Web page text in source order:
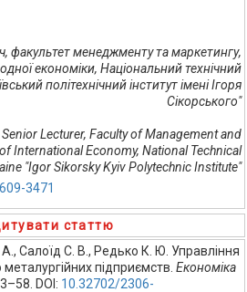
факультет менеджменту та маркетингу,
економіки, Національний технічний
політехнічний інститут імені Ігоря
Сікорського"
Lecturer, Faculty of Management and
International Economy, National Technical
"Igor Sikorsky Kyiv Polytechnic Institute"
3471
статтю
Салоїд С. В., Редько К. Ю. Управління
підприємств. Економіка
DOI: 10.32702/2306-